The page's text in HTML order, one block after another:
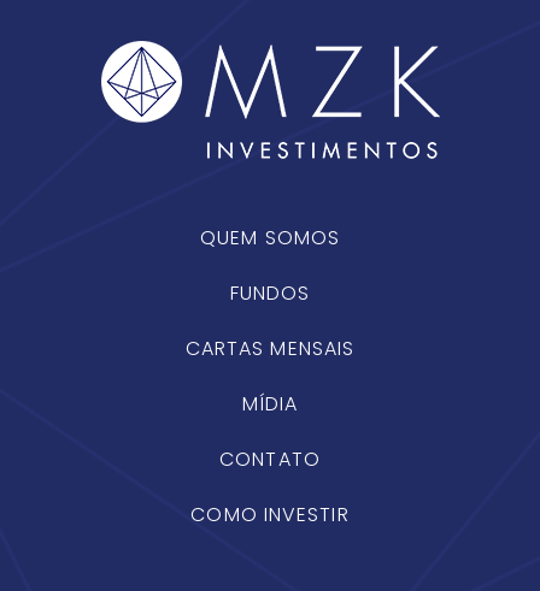
QUEM SOMOS
FUNDOS
CARTAS MENSAIS
MÍDIA
CONTATO
COMO INVESTIR